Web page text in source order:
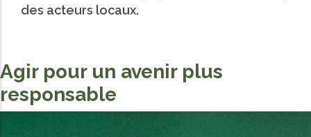
des acteurs locaux.
Agir pour un avenir plus
responsable